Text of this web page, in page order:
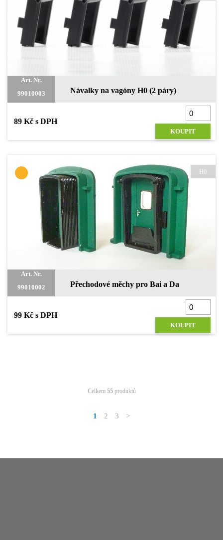
Art. Nr.
99010003
Návalky na vagóny H0 (2 páry)
89 Kč s DPH
KOUPIT
H0
Art. Nr.
99010002
Přechodové měchy pro Bai a Da
99 Kč s DPH
KOUPIT
Celkem 55produktů
1 2 3 >